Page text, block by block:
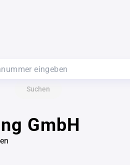
Suchen
GmbH